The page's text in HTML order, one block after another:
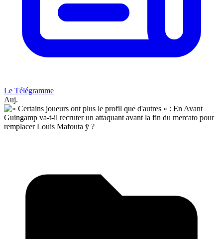
Le Télégramme
Auj.